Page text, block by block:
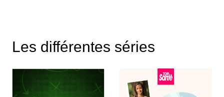
Les différentes séries